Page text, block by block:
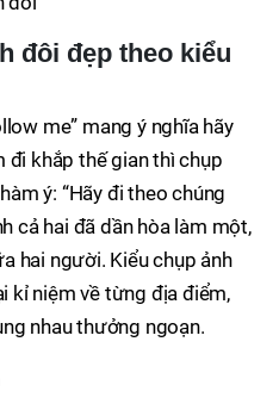
đôi đẹp theo kiểu
me” mang ý nghĩa hãy
đi khắp thế gian thì chụp
ý: “Hãy đi theo chúng
cả hai đã dần hòa làm một,
hai người. Kiểu chụp ảnh
kỉ niệm về từng địa điểm,
nhau thưởng ngoạn.